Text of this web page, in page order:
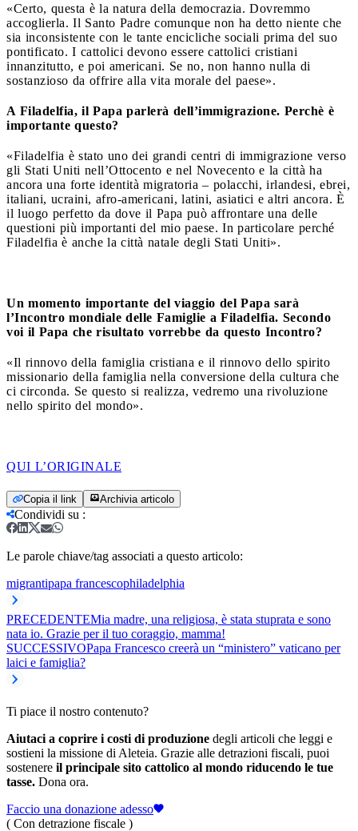
«Certo, questa è la natura della democrazia. Dovremmo
accoglierla. Il Santo Padre comunque non ha detto niente che
sia inconsistente con le tante encicliche sociali prima del suo
pontificato. I cattolici devono essere cattolici cristiani
innanzitutto, e poi americani. Se no, non hanno nulla di
sostanzioso da offrire alla vita morale del paese».
A Filadelfia, il Papa parlerà dell’immigrazione. Perchè è
importante questo?
«Filadelfia è stato uno dei grandi centri di immigrazione verso
gli Stati Uniti nell’Ottocento e nel Novecento e la città ha
ancora una forte identità migratoria – polacchi, irlandesi, ebrei,
italiani, ucraini, afro-americani, latini, asiatici e altri ancora. È
il luogo perfetto da dove il Papa può affrontare una delle
questioni più importanti del mio paese. In particolare perché
Filadelfia è anche la città natale degli Stati Uniti».
Un momento importante del viaggio del Papa sarà
l’Incontro mondiale delle Famiglie a Filadelfia. Secondo
voi il Papa che risultato vorrebbe da questo Incontro?
«Il rinnovo della famiglia cristiana e il rinnovo dello spirito
missionario della famiglia nella conversione della cultura che
ci circonda. Se questo si realizza, vedremo una rivoluzione
nello spirito del mondo».
QUI L’ORIGINALE
Copia il link Archivia articolo
Condividi su :
Le parole chiave/tag associati a questo articolo:
migrantipapa francescophiladelphia
PRECEDENTEMia madre, una religiosa, è stata stuprata e sono
nata io. Grazie per il tuo coraggio, mamma!
SUCCESSIVOPapa Francesco creerà un “ministero” vaticano per
laici e famiglia?
Ti piace il nostro contenuto?
Aiutaci a coprire i costi di produzione degli articoli che leggi e
sostieni la missione di Aleteia. Grazie alle detrazioni fiscali, puoi
sostenere il principale sito cattolico al mondo riducendo le tue
tasse. Dona ora.
Faccio una donazione adesso
( Con detrazione fiscale )